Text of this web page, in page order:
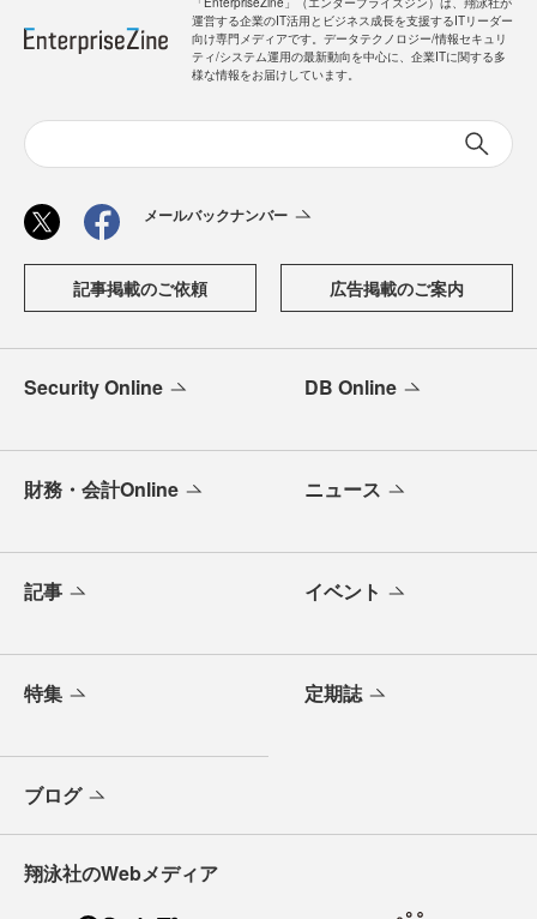
運営する企業のIT活用とビジネス成長を支援するITリーダー
向け専門メディアです。データテクノロジー/情報セキュリ
ティ/システム運用の最新動向を中心に、企業ITに関する多
様な情報をお届けしています。
メールバックナンバー
記事掲載のご依頼 広告掲載のご案内
Security Online DB Online
財務・会計Online ニュース
記事 イベント
特集 定期誌
ブログ
翔泳社のWebメディア